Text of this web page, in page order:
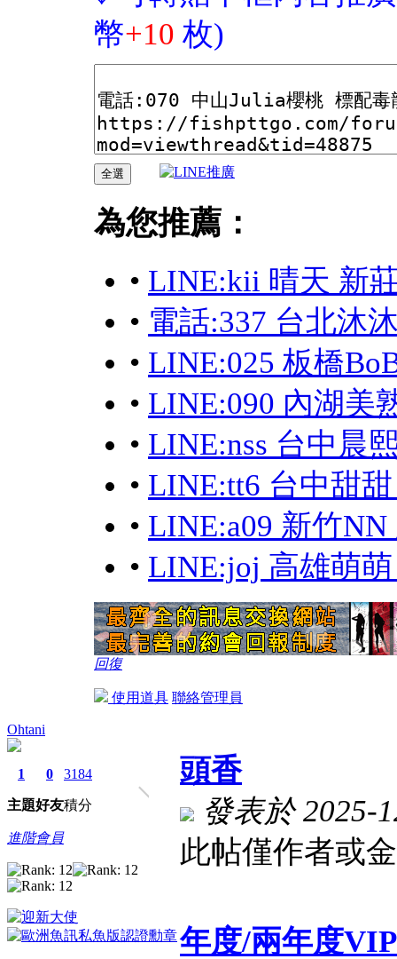
幣+10 枚)
為您推薦：
• LINE:kii 晴天 新
• 電話:337 台北沐
• LINE:025 板橋
• LINE:090 內湖美
• LINE:nss 台中晨
• LINE:tt6 台中甜
• LINE:a09 新竹
• LINE:joj 高雄萌
回復
使用道具 聯絡管理員
Ohtani
1
主題
0
好友
3184
積分
進階會員
頭香
發表於 2025-
此帖僅作者或
年度/兩年度